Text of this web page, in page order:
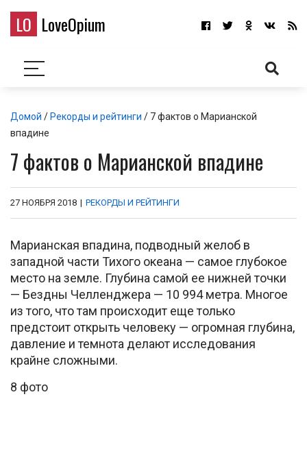
LO LoveOpium
Домой / Рекорды и рейтинги / 7 фактов о Марианской
впадине
7 фактов о Марианской впадине
27 НОЯБРЯ 2018 | РЕКОРДЫ И РЕЙТИНГИ
Марианская впадина, подводный желоб в
западной части Тихого океана — самое глубокое
место на земле. Глубина самой ее нижней точки
— Бездны Челленджера — 10 994 метра. Многое
из того, что там происходит еще только
предстоит открыть человеку — огромная глубина,
давление и темнота делают исследования
крайне сложными.
8 фото